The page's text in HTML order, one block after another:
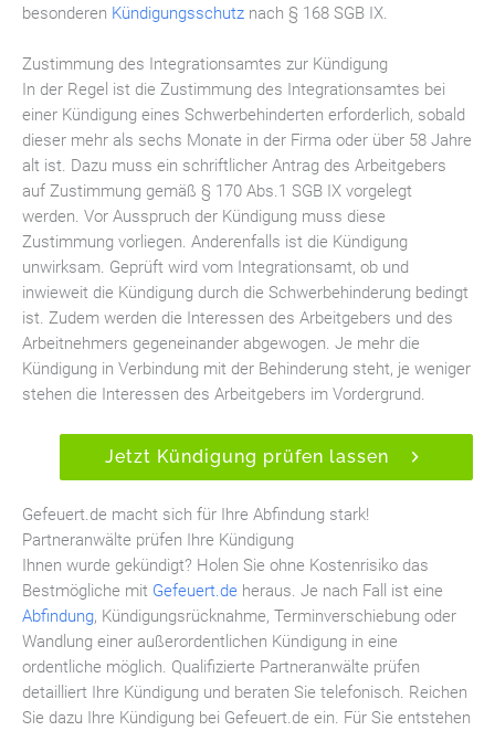
besonderen Kündigungsschutz nach § 168 SGB IX.
Zustimmung des Integrationsamtes zur Kündigung
In der Regel ist die Zustimmung des Integrationsamtes bei
einer Kündigung eines Schwerbehinderten erforderlich, sobald
dieser mehr als sechs Monate in der Firma oder über 58 Jahre
alt ist. Dazu muss ein schriftlicher Antrag des Arbeitgebers
auf Zustimmung gemäß § 170 Abs.1 SGB IX vorgelegt
werden. Vor Ausspruch der Kündigung muss diese
Zustimmung vorliegen. Anderenfalls ist die Kündigung
unwirksam. Geprüft wird vom Integrationsamt, ob und
inwieweit die Kündigung durch die Schwerbehinderung bedingt
ist. Zudem werden die Interessen des Arbeitgebers und des
Arbeitnehmers gegeneinander abgewogen. Je mehr die
Kündigung in Verbindung mit der Behinderung steht, je weniger
stehen die Interessen des Arbeitgebers im Vordergrund.
Jetzt Kündigung prüfen lassen
Gefeuert.de macht sich für Ihre Abfindung stark!
Partneranwälte prüfen Ihre Kündigung
Ihnen wurde gekündigt? Holen Sie ohne Kostenrisiko das
Bestmögliche mit Gefeuert.de heraus. Je nach Fall ist eine
Abfindung, Kündigungsrücknahme, Terminverschiebung oder
Wandlung einer außerordentlichen Kündigung in eine
ordentliche möglich. Qualifizierte Partneranwälte prüfen
detailliert Ihre Kündigung und beraten Sie telefonisch. Reichen
Sie dazu Ihre Kündigung bei Gefeuert.de ein. Für Sie entstehen